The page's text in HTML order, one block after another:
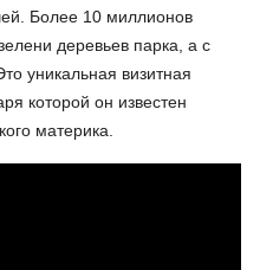
Более 10 миллионов
деревьев парка, а с
уникальная визитная
которой он известен
материка.